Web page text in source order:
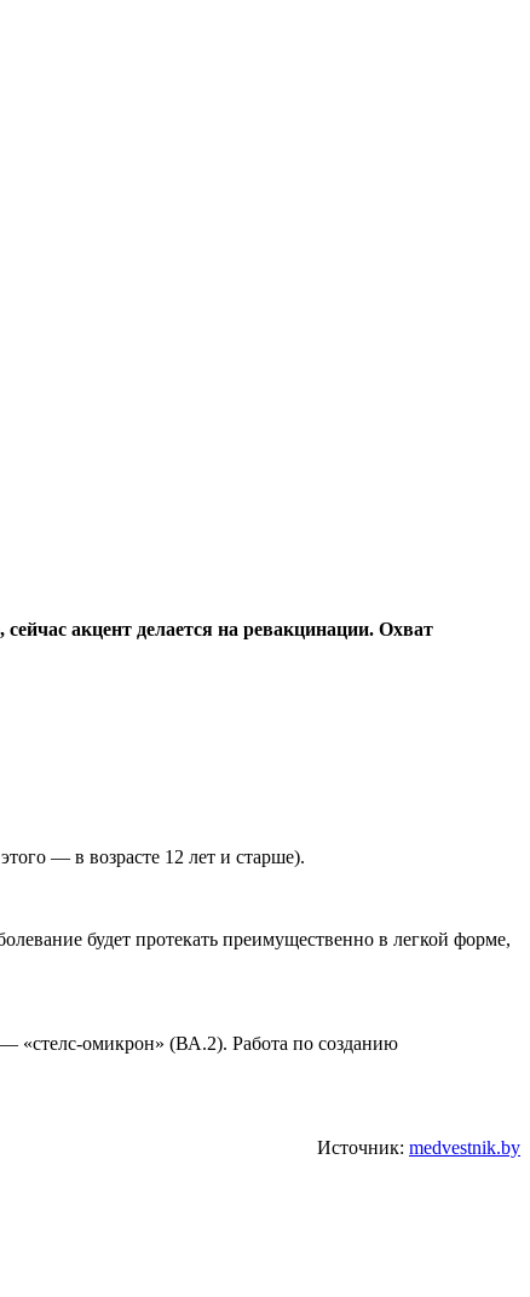
акцент делается на ревакцинации. Охват
— в возрасте 12 лет и старше).
будет протекать преимущественно в легкой форме,
«стелс-омикрон» (ВА.2). Работа по созданию
Источник: medvestnik.by